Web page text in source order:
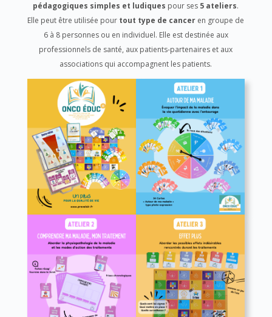
pédagogiques simples et ludiques pour ses 5 ateliers.
Elle peut être utilisée pour tout type de cancer en groupe de
6 à 8 personnes ou en individuel. Elle est destinée aux
professionnels de santé, aux patients-partenaires et aux
associations qui accompagnent les patients.